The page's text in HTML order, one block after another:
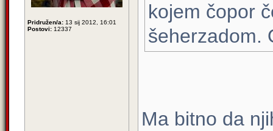
Pridružen/a: 13 sij 2012, 16:01
Postovi: 12337
kojem čopor
šeherzadom.
Ma bitno da